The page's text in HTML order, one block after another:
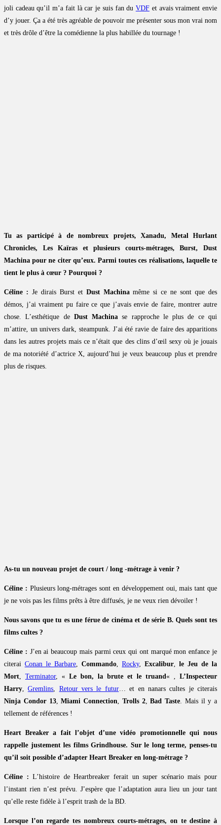
joli cadeau qu’il m’a fait là car je suis fan duVDF et avais vraiment envie
d’y jouer. Ça a été très agréable de pouvoir me présenter sous mon vrai nom
et très drôle d’être la comédienne la plus habillée du tournage !
Tu as participé à de nombreux projets, Xanadu, Metal Hurlant
Chronicles, Les Kaïras et plusieurs courts-métrages, Burst, Dust
Machina pour ne citer qu’eux. Parmi toutes ces réalisations, laquelle te
tient le plus à cœur ? Pourquoi ?
Céline : Je dirais Burst et Dust Machinamême si ce ne sont que des
démos, j’ai vraiment pu faire ce que j’avais envie de faire, montrer autre
chose. L’esthétique de Dust Machina se rapproche le plus de ce qui
m’attire, un univers dark, steampunk. J’ai été ravie de faire des apparitions
dans les autres projets mais ce n’était que des clins d’œil sexy où je jouais
de ma notoriété d’actrice X, aujourd’hui je veux beaucoup plus et prendre
plus de risques.
As-tu un nouveau projet de court / long -métrage à venir ?
Céline : Plusieurs long-métrages sont en développement oui, mais tant que
je ne vois pas les films prêts à être diffusés, je ne veux rien dévoiler !
Nous savons que tu es une férue de cinéma et de série B. Quels sont tes
films cultes ?
Céline : J’en ai beaucoup mais parmi ceux qui ont marqué mon enfance je
citerai Conan le Barbare, Commando, Rocky, Excalibur, le Jeu de la
Mort, Terminator, « Le bon, la brute et le truand« , L’Inspecteur
Harry,Gremlins, Retour vers le futur… et en nanars cultes je citerais
Ninja Condor 13,Miami Connection, Trolls 2,Bad Taste. Mais il y a
tellement de références !
Heart Breaker a fait l’objet d’une vidéo promotionnelle qui nous
rappelle justement les films Grindhouse. Sur le long terme, penses-tu
qu’il soit possible d’adapter Heart Breaker en long-métrage ?
Céline : L’histoire de Heartbreaker ferait un super scénario mais pour
l’instant rien n’est prévu. J’espère que l’adaptation aura lieu un jour tant
qu’elle reste fidèle à l’esprit trash de la BD.
Lorsque l’on regarde tes nombreux courts-métrages, on te destine à